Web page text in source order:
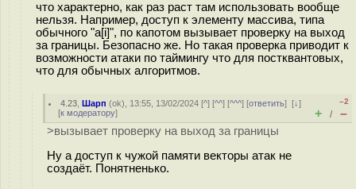
что характерно, как раз раст там использовать вообще
нельзя. Например, доступ к элементу массива, типа
обычного "a[i]", по капотом вызывает проверку на выход
за границы. Безопасно же. Но такая проверка приводит к
возможности атаки по таймингу что для постквантовых,
что для обычных алгоритмов.
4.23 ,Шарп (ok), 13:55, 13/02/2024 [^] [^^] [^^^] [ответить][↓]
[к модератору]
–2
+ / –
>вызывает проверку на выход за границы
Ну а доступ к чужой памяти векторы атак не
создаёт. Понятненько.